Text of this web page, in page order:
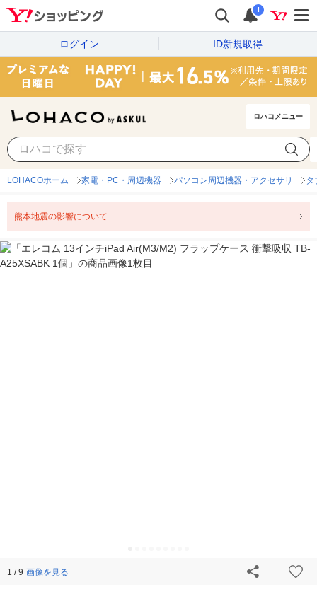
i
ログイン ID新規取得
ロハコメニュー
LOHACOホーム 家電・PC・周辺機器 パソコン周辺機器・アクセサリ タ
熊本地震の影響について
1 / 9 画像を見る